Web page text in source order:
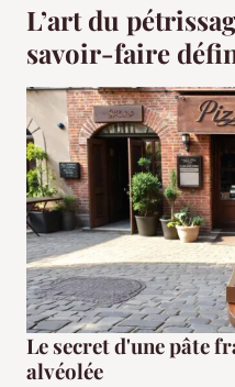
L’art du
savoir-faire
Le secret d'une pâte
alvéolée